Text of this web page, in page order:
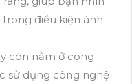
điều kiện ánh
còn nằm ở công
sử dụng công nghệ